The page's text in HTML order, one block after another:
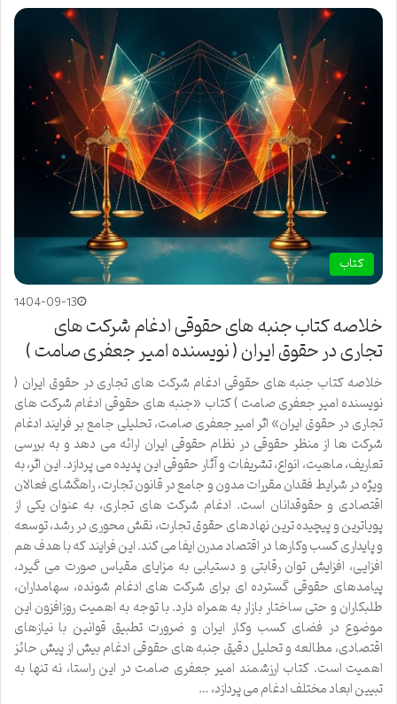
کتاب
1404-09-13
خلاصه کتاب جنبه های حقوقی ادغام شرکت های
تجاری در حقوق ایران ( نویسنده امیر جعفری صامت )
خلاصه کتاب جنبه های حقوقی ادغام شرکت های تجاری در حقوق ایران (
نویسنده امیر جعفری صامت ) کتاب «جنبه های حقوقی ادغام شرکت های
تجاری در حقوق ایران» اثر امیر جعفری صامت، تحلیلی جامع بر فرایند ادغام
شرکت ها از منظر حقوقی در نظام حقوقی ایران ارائه می دهد و به بررسی
تعاریف، ماهیت، انواع، تشریفات و آثار حقوقی این پدیده می پردازد. این اثر، به
ویژه در شرایط فقدان مقررات مدون و جامع در قانون تجارت، راهگشای فعالان
اقتصادی و حقوقدانان است. ادغام شرکت های تجاری، به عنوان یکی از
پویاترین و پیچیده ترین نهادهای حقوق تجارت، نقش محوری در رشد، توسعه
و پایداری کسب وکارها در اقتصاد مدرن ایفا می کند. این فرایند که با هدف هم
افزایی، افزایش توان رقابتی و دستیابی به مزایای مقیاس صورت می گیرد،
پیامدهای حقوقی گسترده ای برای شرکت های ادغام شونده، سهامداران،
طلبکاران و حتی ساختار بازار به همراه دارد. با توجه به اهمیت روزافزون این
موضوع در فضای کسب وکار ایران و ضرورت تطبیق قوانین با نیازهای
اقتصادی، مطالعه و تحلیل دقیق جنبه های حقوقی ادغام بیش از پیش حائز
اهمیت است. کتاب ارزشمند امیر جعفری صامت در این راستا، نه تنها به
تبیین ابعاد مختلف ادغام می پردازد، …